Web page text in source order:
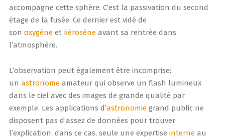
accompagne cette sphère. C’est la passivation du second
étage de la fusée. Ce dernier est vidé de
son oxygèneet kérosèneavant sa rentrée dans
l’atmosphère.
L’observation peut également être incomprise:
un astronomeamateur qui observe un flash lumineux
dans le ciel avec des images de grande qualité par
exemple. Les applications d’astronomiegrand public ne
disposent pas d’assez de données pour trouver
l’explication: dans ce cas, seule une expertise interneau